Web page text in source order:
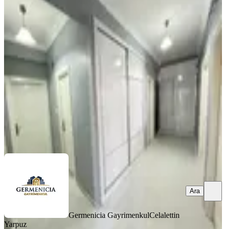
Germenıcıa'dan Boğaziçi'nde Satılık
Geniş 3+1 Daire
Onikişubat, Boğaziçi Mahallesi
3+1
·170 m² 07.08.2026
3.900.000 ₺
Germenicia Gayrimenkul
Ara
Germenicia GayrimenkulCelalettin
Yarpuz
Ara